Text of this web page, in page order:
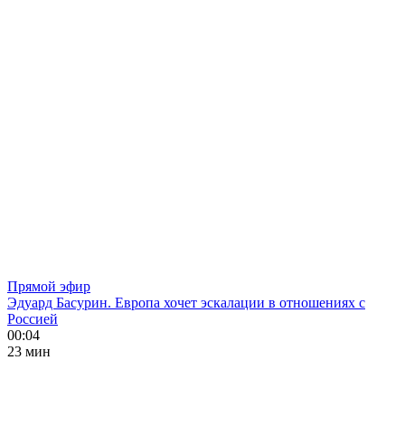
Прямой эфир
Эдуард Басурин. Европа хочет эскалации в отношениях с
Россией
00:04
23 мин